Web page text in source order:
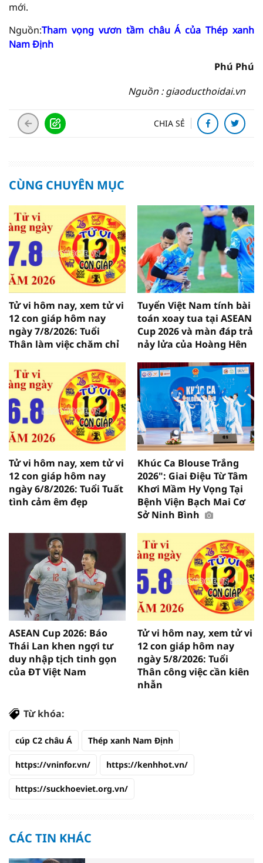
mới.
Nguồn:Tham vọng vươn tầm châu Á của Thép xanh
Nam Định
Phú Phú
Nguồn : giaoducthoidai.vn
CHIA SẺ
CÙNG CHUYÊN MỤC
Tử vi hôm nay, xem tử vi
12 con giáp hôm nay
ngày 7/8/2026: Tuổi
Thân làm việc chăm chỉ
Tuyển Việt Nam tính bài
toán xoay tua tại ASEAN
Cup 2026 và màn đáp trả
nảy lửa của Hoàng Hên
Tử vi hôm nay, xem tử vi
12 con giáp hôm nay
ngày 6/8/2026: Tuổi Tuất
tình cảm êm đẹp
Khúc Ca Blouse Trắng
2026": Giai Điệu Từ Tâm
Khơi Mầm Hy Vọng Tại
Bệnh Viện Bạch Mai Cơ
Sở Ninh Bình
ASEAN Cup 2026: Báo
Thái Lan khen ngợi tư
duy nhập tịch tinh gọn
của ĐT Việt Nam
Tử vi hôm nay, xem tử vi
12 con giáp hôm nay
ngày 5/8/2026: Tuổi
Thân công việc cần kiên
nhẫn
Từ khóa:
cúp C2 châu Á Thép xanh Nam Định
https://vninfor.vn/ https://kenhhot.vn/
https://suckhoeviet.org.vn/
CÁC TIN KHÁC